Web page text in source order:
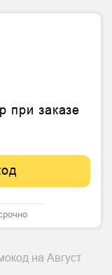
при заказе
на Август